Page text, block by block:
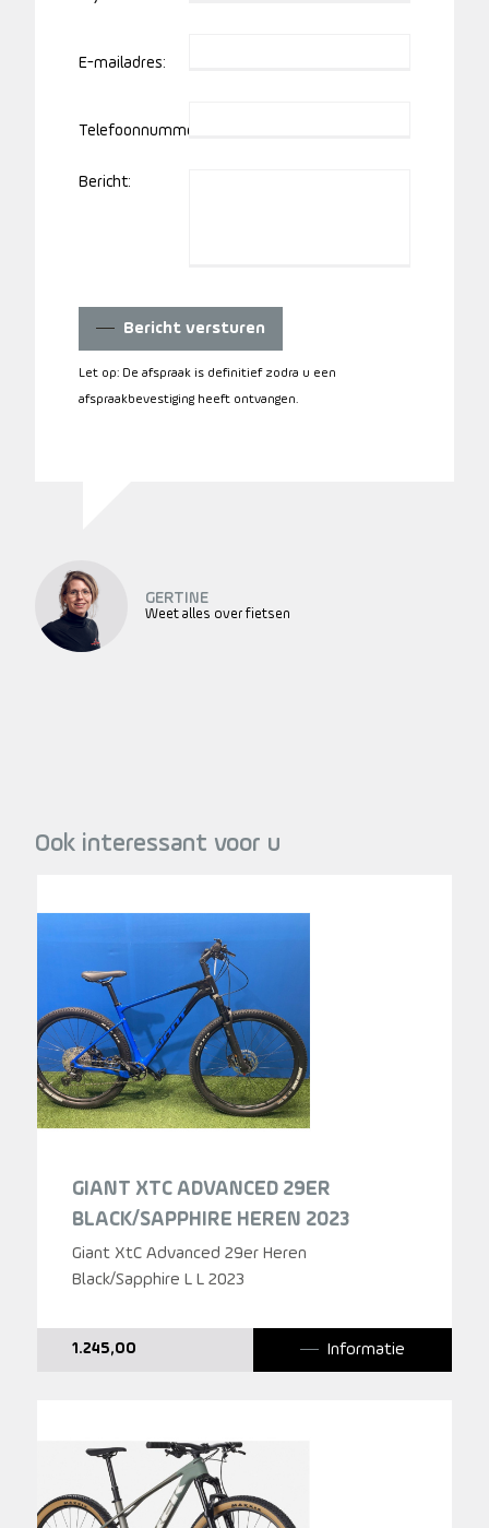
E-mailadres:
Telefoonnummer:
Bericht:
Bericht versturen
Let op: De afspraak is definitief zodra u een
afspraakbevestiging heeft ontvangen.
GERTINE
Weet alles over fietsen
Ook interessant voor u
GIANT XTC ADVANCED 29ER
BLACK/SAPPHIRE HEREN 2023
Giant XtC Advanced 29er Heren
Black/Sapphire L L 2023
1.245,00 Informatie